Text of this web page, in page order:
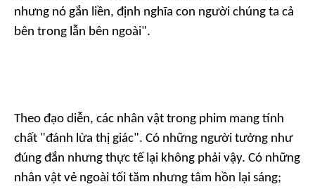
nhưng nó gắn liền, định nghĩa con người chúng ta cả
bên trong lẫn bên ngoài".
Theo đạo diễn, các nhân vật trong phim mang tính
chất "đánh lừa thị giác". Có những người tưởng như
đúng đắn nhưng thực tế lại không phải vậy. Có những
nhân vật vẻ ngoài tối tăm nhưng tâm hồn lại sáng;